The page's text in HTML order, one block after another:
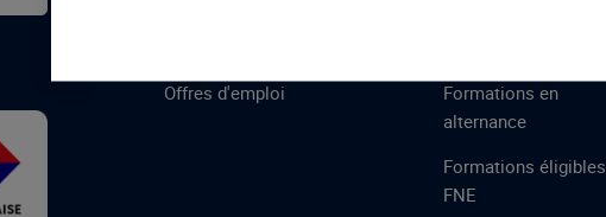
Offres d'emploi
Formations en
alternance
Formations éligibles
FNE